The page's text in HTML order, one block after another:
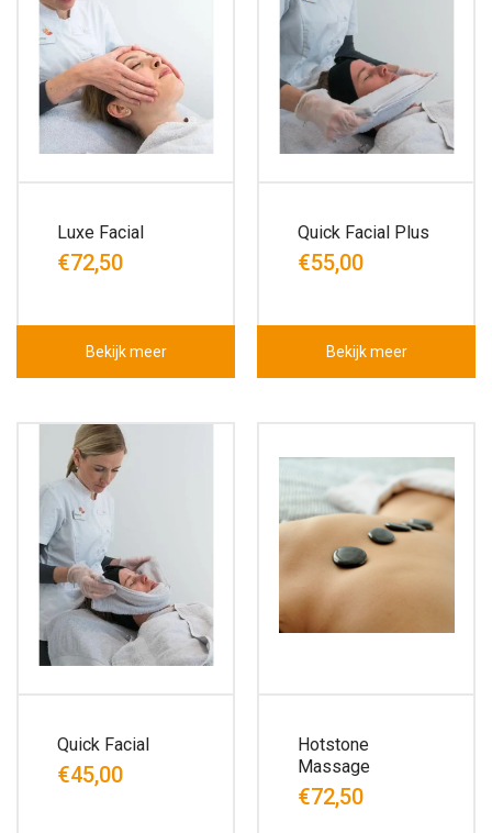
Luxe Facial
€72,50
Bekijk meer
Quick Facial Plus
€55,00
Bekijk meer
Quick Facial
€45,00
Hotstone
Massage
€72,50